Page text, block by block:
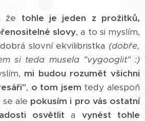
že tohle je jeden z prožitků,
slovy, a to si myslím,
slovní ekvilibristka (dobře,
si teda musela "vygooglit" :)
mi budou rozumět všichni
, o tom jsem tedy alespoň
se ale pokusím i pro vás ostatní
osvětlit a vynést tohle